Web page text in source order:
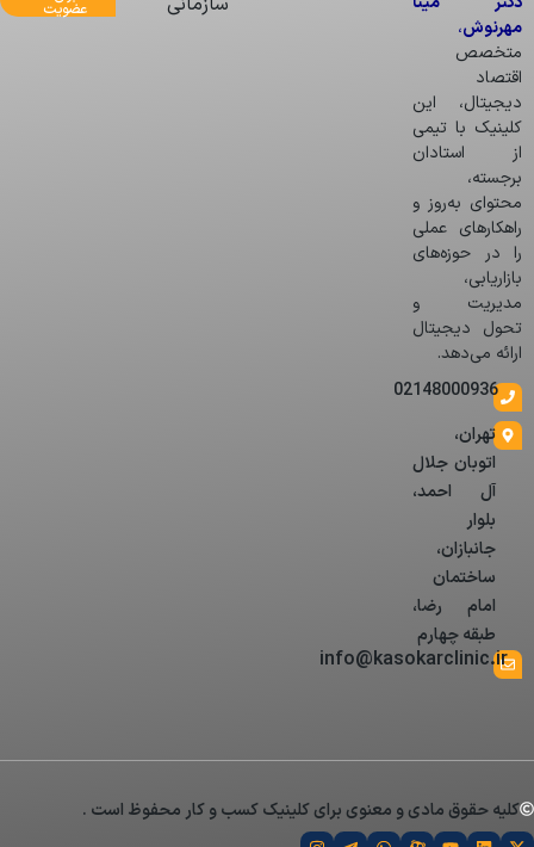
مهرنوش،
متخصص
اقتصاد
دیجیتال، این
کلینیک با تیمی
از استادان
برجسته،
محتوای به‌روز و
راهکارهای عملی
را در حوزه‌های
بازاریابی،
مدیریت و
تحول دیجیتال
ارائه می‌دهد.
02148000936
تهران،
اتوبان جلال
آل احمد،
بلوار
جانبازان،
ساختمان
امام رضا،
طبقه چهارم
info@kasokarclinic.ir
عضویت
کلیه حقوق مادی و معنوی برای کلینیک کسب و کار محفوظ است .